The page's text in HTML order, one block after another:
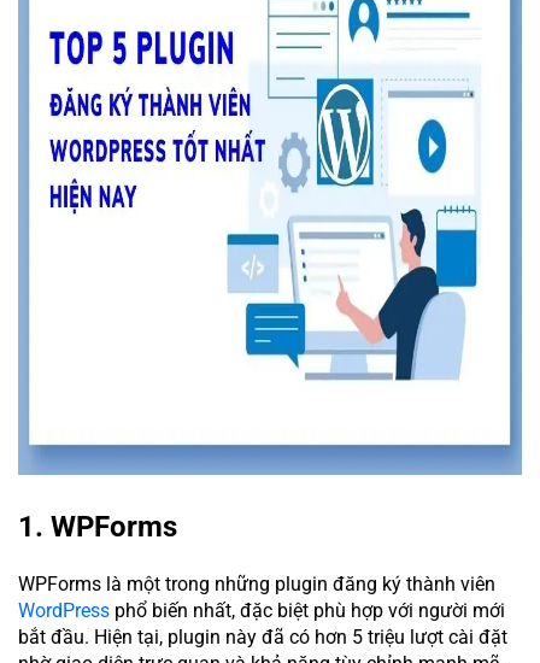
1. WPForms
WPForms là một trong những plugin đăng ký thành viên
WordPress phổ biến nhất, đặc biệt phù hợp với người mới
bắt đầu. Hiện tại, plugin này đã có hơn 5 triệu lượt cài đặt